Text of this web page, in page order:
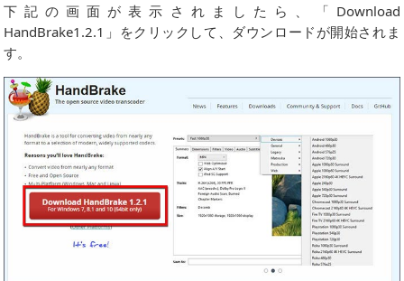
下記の画面が表示されましたら、「Download
HandBrake1.2.1」をクリックして、ダウンロードが開始されま
す。